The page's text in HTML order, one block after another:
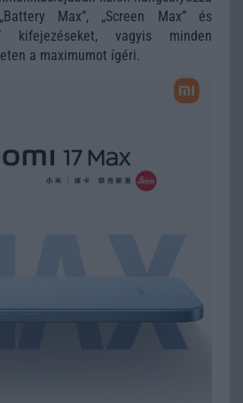
Max”, „Screen Max” és
kifejezéseket, vagyis minden
a maximumot ígéri.